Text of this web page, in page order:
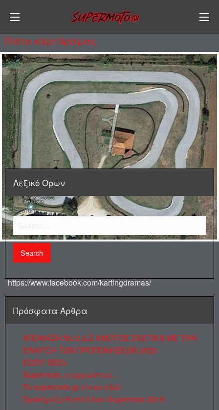
Πίστα κάρτ δράμας
https://www.facebook.com/kartingdramas/
Λεξικό Όρων
Search
Search
Πρόσφατα Άρθρα
ΑΠΟΦΑΣΗ Νο 2 Δ.Σ ΑΜΟΤΟΕ ΣΧΕΤΙΚΑ ΜΕ ΤΗΝ
ΕΝΑΡΞΗ ΤΩΝ ΠΡΟΠΟΝΗΣΕΩΝ 2020
EDDY SEEL
Supermoto, η αρρώστια…
To supermoto.gr είναι εδώ!
Προκήρυξη Κυπέλλου Supermoto 2019